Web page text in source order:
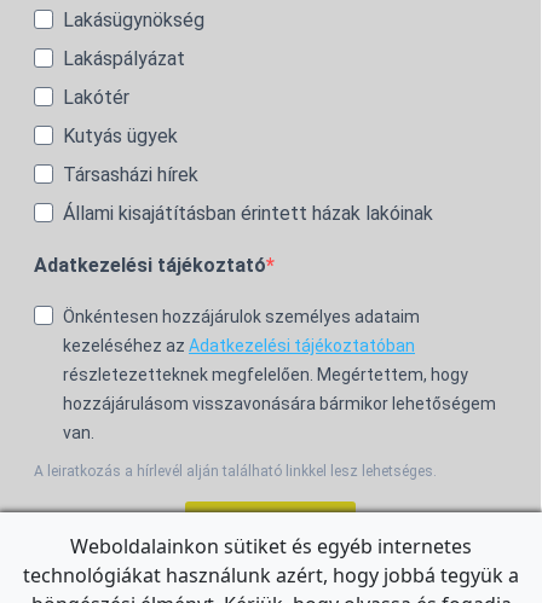
Lakásügynökség
Lakáspályázat
Lakótér
Kutyás ügyek
Társasházi hírek
Állami kisajátításban érintett házak lakóinak
Adatkezelési tájékoztató
Önkéntesen hozzájárulok személyes adataim
kezeléséhez az Adatkezelési tájékoztatóban
részletezetteknek megfelelően. Megértettem, hogy
hozzájárulásom visszavonására bármikor lehetőségem
van.
A leiratkozás a hírlevél alján található linkkel lesz lehetséges.
For the English Newsletter, clickHERE.
Weboldalainkon sütiket és egyéb internetes
technológiákat használunk azért, hogy jobbá tegyük a